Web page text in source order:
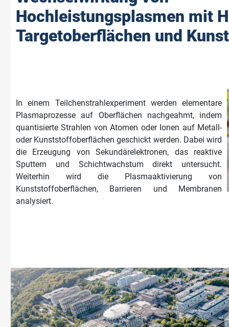
Hochleistungsplasmen mit
Targetoberflächen und
In einem Teilchenstrahlexperiment werden elementare
Plasmaprozesse auf Oberflächen nachgeahmt, indem
quantisierte Strahlen von Atomen oder Ionen auf Metall-
oder Kunststoffoberflächen geschickt werden. Dabei wird
die Erzeugung von Sekundärelektronen, das reaktive
Sputtern und Schichtwachstum direkt untersucht.
Weiterhin wird die Plasmaaktivierung von
Kunststoffoberflächen, Barrieren und Membranen
analysiert.